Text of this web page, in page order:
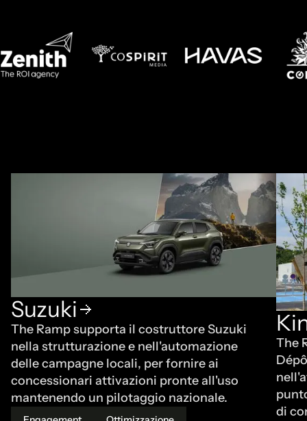
Suzuki
The Ramp supporta il costruttore Suzuki
nella strutturazione e nell'automazione
delle campagne locali, per fornire ai
concessionari attivazioni pronte all'uso
mantenendo un pilotaggio nazionale.
The
di